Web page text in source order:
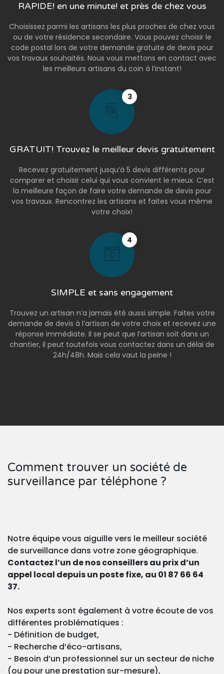
RAPIDE! en une minute! et près de chez vous
Choisissez parmi les artisans les plus proches de chez vous
ou de votre résidence secondaire. Vous pouvez choisir le
code postal lors de votre demande gratuite de devis pour
vos travaux souhaités. Nous vous mettons en contact avec
les meilleurs artisans du coin à l’instant!
3
GRATUIT! Trouvez le meilleur devis gratuitement
Recevez gratuitement jusqu’à 5 devis différents pour
comparer et choisir celui qui vous convient le mieux. C’est
la meilleure façon de faire votre demande de devis pour
vos travaux. Rencontrez les artisans et faites vous même
votre choix!
4
SIMPLE et sans engagement
Trouvez un artisan n’a jamais été aussi simple. Faites votre
demande de devis à l’artisan de votre choix et recevez une
réponse immédiate. Il se peut que l’artisan soit dans un
chantier, il peut toutefois vous contactez dans un délai de
24h/48h. Mais cela vaut la peine !
Comment trouver un société de
surveillance par téléphone ?
Notre équipe vous aiguille vers le meilleur société
de surveillance dans votre zone géographique.
Contactez l’un de nos conseillers au prix d’un
appel local depuis un poste fixe, au 01 87 66 64
37.
Nos experts sont également à votre écoute de vos
différentes problématiques :
- Définition de budget,
- Recherche d’éco-artisans,
- Besoin d’un professionnel sur un secteur de niche
(ou pour une prestation sur-mesure),